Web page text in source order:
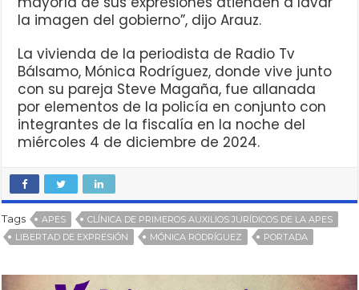
la imagen del gobierno”, dijo Arauz.
La vivienda de la periodista de Radio Tv
Bálsamo, Mónica Rodríguez, donde vive junto
con su pareja Steve Magaña, fue allanada
por elementos de la policía en conjunto con
integrantes de la fiscalía en la noche del
miércoles 4 de diciembre de 2024.
Tags APES
CLÍNICA DE PRIMEROS AUXILIOS JURÍDICOS DE LA APES
LIBERTAD DE EXPRESIÓN
MÓNICA RODRÍGUEZ PORTADA